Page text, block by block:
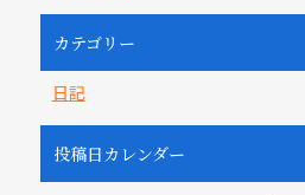
カテゴリー
日記
投稿日カレンダー